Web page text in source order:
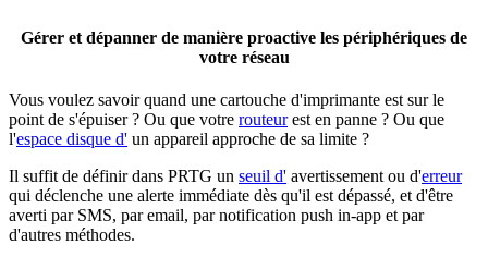
Gérer et dépanner de manière proactive les périphériques de
votre réseau
Vous voulez savoir quand une cartouche d'imprimante est sur le
point de s'épuiser ? Ou que votre routeurest en panne ? Ou que
l'espace disque d' un appareil approche de sa limite ?
Il suffit de définir dans PRTG un seuil d' avertissement ou d'erreur
qui déclenche une alerte immédiate dès qu'il est dépassé, et d'être
averti par SMS, par email, par notification push in-app et par
d'autres méthodes.